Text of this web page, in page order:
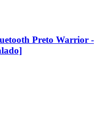
Preto Warrior -